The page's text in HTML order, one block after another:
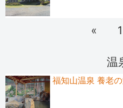
« 1
温
福知山温泉 養老